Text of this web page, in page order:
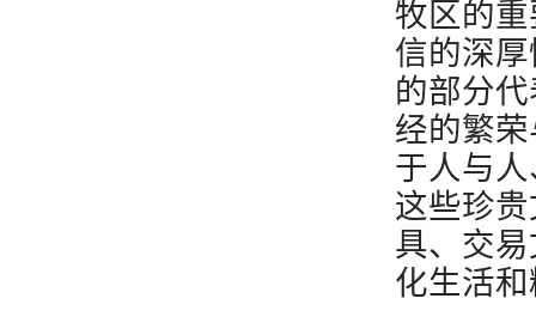
牧区的
信的深
的部分
经的繁
于人与
这些珍
具、交
化生活